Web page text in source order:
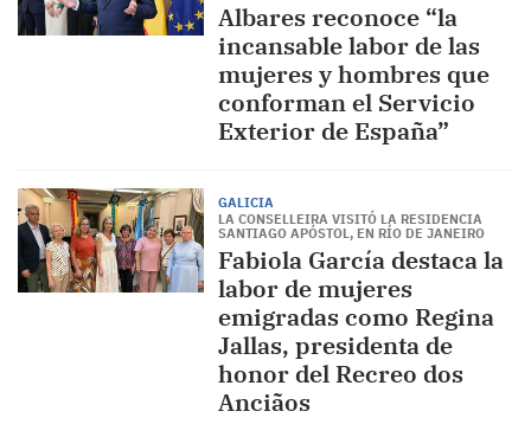
Albares reconoce “la
incansable labor de las
mujeres y hombres que
conforman el Servicio
Exterior de España”
GALICIA
LA CONSELLEIRA VISITÓ LA RESIDENCIA
SANTIAGO APÓSTOL, EN RÍO DE JANEIRO
Fabiola García destaca la
labor de mujeres
emigradas como Regina
Jallas, presidenta de
honor del Recreo dos
Anciãos